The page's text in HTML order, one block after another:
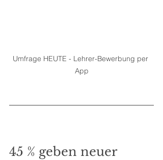
Umfrage HEUTE - Lehrer-Bewerbung per
App
45 % geben neuer